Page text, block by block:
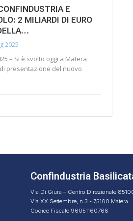
E
2 MILIARDI DI EURO
2025
– Si è svolto oggi a Matera
presentazione del nuovo
Confindustria
Via Di Giura – Centro Direzionale
Via XX Settembre, n.3 - 75100 Matera
Codice Fiscale 96051160768